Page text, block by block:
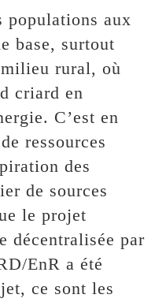
populations aux
base, surtout
rural, où
criard en
C’est en
ressources
des
de sources
le projet
décentralisée par
EnR a été
ce sont les